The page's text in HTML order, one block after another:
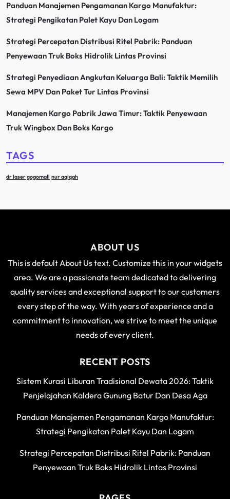
Panduan Manajemen Pengamanan Kargo Manufaktur:
Strategi Pengikatan Palet Kayu Dan Logam
Strategi Percepatan Distribusi Ritel Pabrik: Panduan
Penyewaan Truk Boks Hidrolik Lintas Provinsi
Strategi Penyediaan Angkutan Keluarga Bali: Taktik Memilih
Sewa MPV Dan Paket Tur Lintas Provinsi
Manajemen Kargo Pabrik Jawa Timur: Taktik Penyewaan
Truk Wingbox Dan Boks Kargo
TAGS
dr laser gogomall nur aqiqah
ABOUT US
This is default About Us text. Customize this in your widgets
area. We are a passionate team dedicated to delivering
quality services and exceptional support to our customers
every step of the way. With years of experience and a
commitment to innovation, we strive to meet the unique
needs of every client.
RECENT POSTS
Sistem Kurasi Liburan Tradisional Dewata 2026: Taktik
Penjelajahan Kaldera Gunung Batur Dan Desa Aga
Panduan Manajemen Pengamanan Kargo Manufaktur:
Strategi Pengikatan Palet Kayu Dan Logam
Strategi Percepatan Distribusi Ritel Pabrik: Panduan
Penyewaan Truk Boks Hidrolik Lintas Provinsi